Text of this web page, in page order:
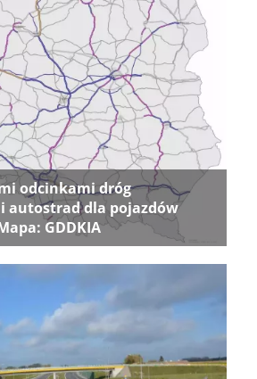
odcinkami dróg
autostrad dla pojazdów
GDDKIA